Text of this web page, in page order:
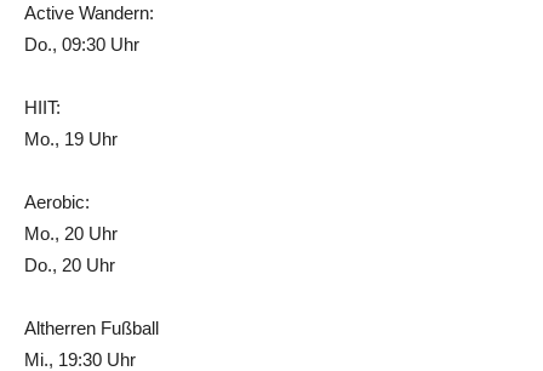
Active Wandern:
Do., 09:30 Uhr
HIIT:
Mo., 19 Uhr
Aerobic:
Mo., 20 Uhr
Do., 20 Uhr
Altherren Fußball
Mi., 19:30 Uhr